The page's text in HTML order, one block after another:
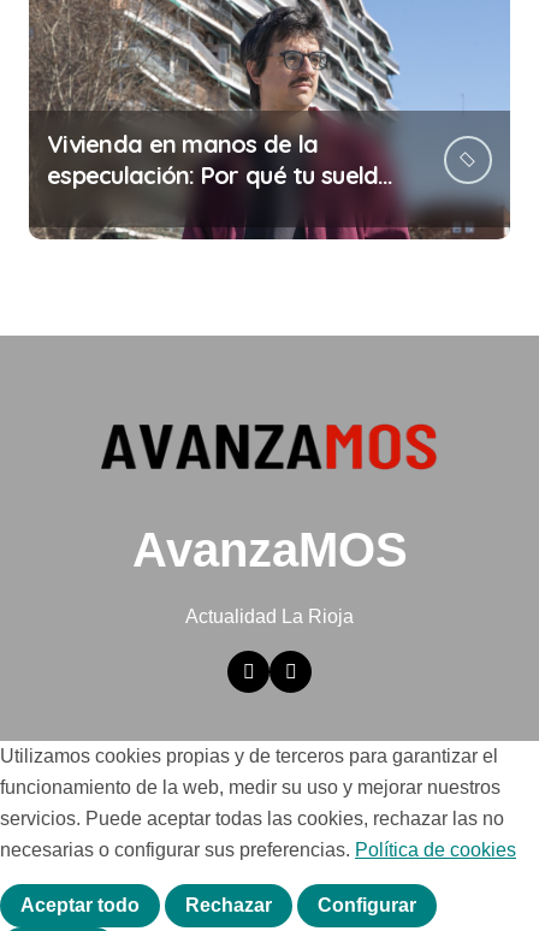
Vivienda en manos de la
especulación: Por qué tu sueldo
AvanzaMOS
Actualidad La Rioja
Utilizamos cookies propias y de terceros para garantizar el
funcionamiento de la web, medir su uso y mejorar nuestros
servicios. Puede aceptar todas las cookies, rechazar las no
necesarias o configurar sus preferencias. Política de cookies
Aceptar todo Rechazar Configurar